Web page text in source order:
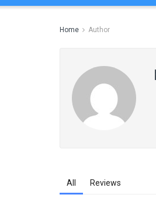
Home Author
All Reviews